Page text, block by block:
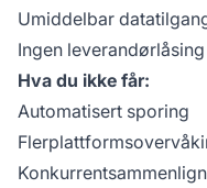
Umiddelbar
Ingen leverandørlåsing
Hva du ikke får:
Automatisert sporing